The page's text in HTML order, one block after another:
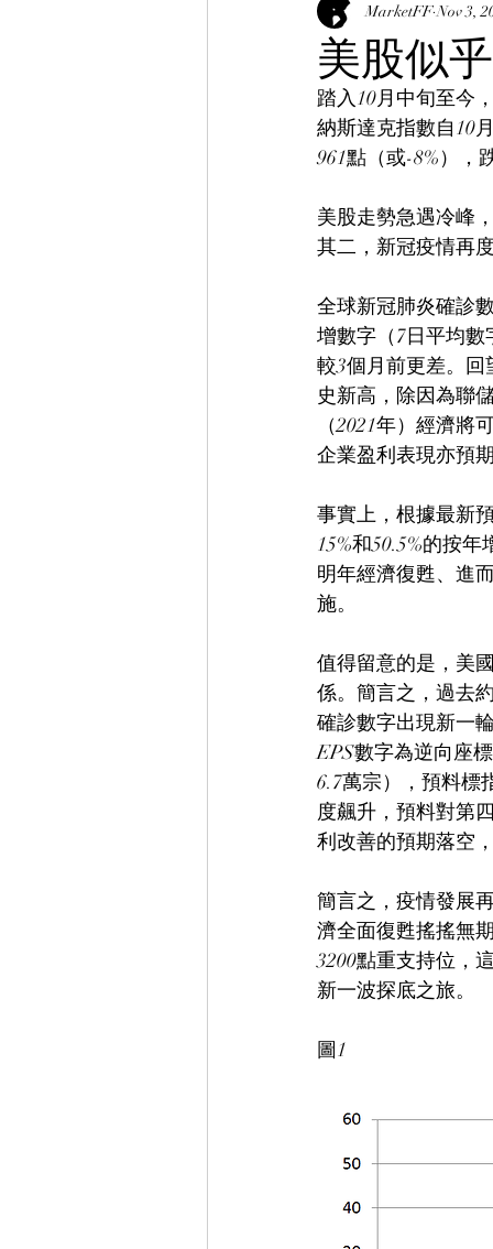
VIX Market
Currency Macro
美股似
MarketFF Nov 3,
踏入10月中旬至今
納斯達克指數自10
961點（或-8%），
美股走勢急遇冷峰
其二，新冠疫情再
全球新冠肺炎確診
增數字（7日平均
較3個月前更差。
史新高，除因為聯
（2021年）經濟
企業盈利表現亦預
事實上，根據最新
15%和50.5%的按
明年經濟復甦、進
施。
值得留意的是，美
係。簡言之，過去
確診數字出現新一
EPS數字為逆向座
6.7萬宗），預料標
度飆升，預料對第
利改善的預期落空
簡言之，疫情發展
濟全面復甦搖搖無
3200點重支持位，
新一波探底之旅。
圖1